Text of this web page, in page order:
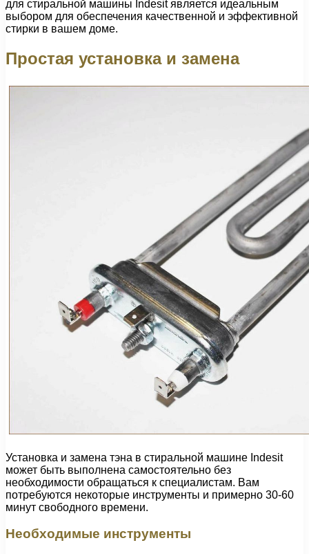
для стиральной машины Indesit является идеальным
выбором для обеспечения качественной и эффективной
стирки в вашем доме.
Простая установка и замена
Установка и замена тэна в стиральной машине Indesit
может быть выполнена самостоятельно без
необходимости обращаться к специалистам. Вам
потребуются некоторые инструменты и примерно 30-60
минут свободного времени.
Необходимые инструменты